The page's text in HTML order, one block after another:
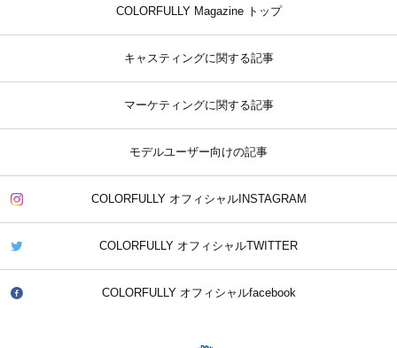
COLORFULLY Magazine トップ
キャスティングに関する記事
マーケティングに関する記事
モデルユーザー向けの記事
COLORFULLY オフィシャルINSTAGRAM
COLORFULLY オフィシャルTWITTER
COLORFULLY オフィシャルfacebook